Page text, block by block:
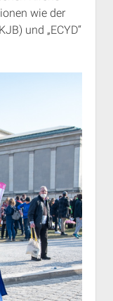
wie der
und „ECYD“